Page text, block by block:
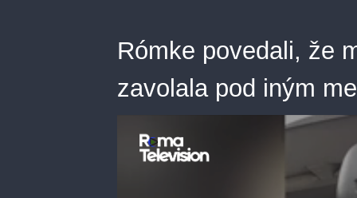
Rómke povedali, že
zavolala pod iným